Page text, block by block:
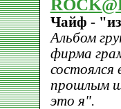
Чайф -
Альбом
фирма
состоялся
прошлым
это я".